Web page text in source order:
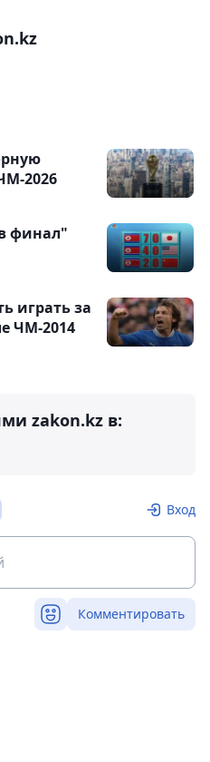
2026
финал"
играть за
ЧМ-2014
zakon.kz в:
Вход
Комментировать